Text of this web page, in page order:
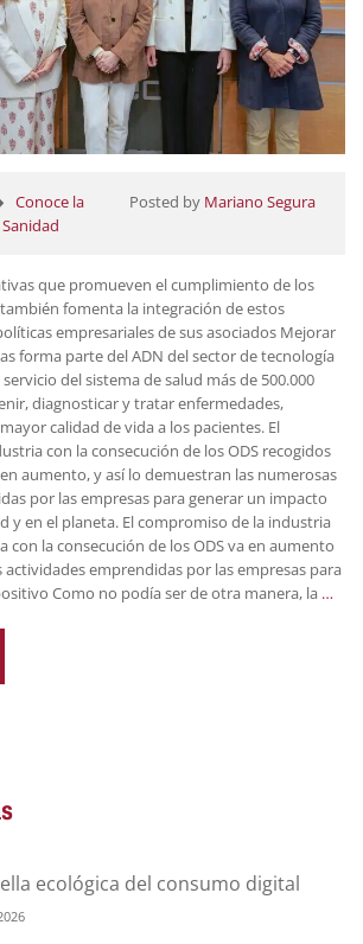
Posted by Mariano Segura
Conoce la
Sanidad
que promueven el cumplimiento de los
fomenta la integración de estos
empresariales de sus asociados Mejorar
forma parte del ADN del sector de tecnología
del sistema de salud más de 500.000
diagnosticar y tratar enfermedades,
calidad de vida a los pacientes. El
con la consecución de los ODS recogidos
aumento, y así lo demuestran las numerosas
por las empresas para generar un impacto
y en el planeta. El compromiso de la industria
con la consecución de los ODS va en aumento
emprendidas por las empresas para
Como no podía ser de otra manera, la …
ecológica del consumo digital